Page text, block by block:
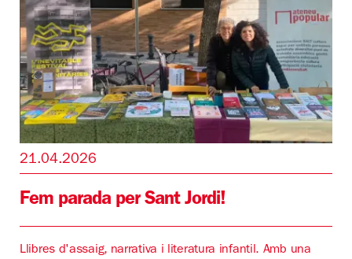
21.04.2026
Fem parada per Sant Jordi!
Llibres d'assaig, narrativa i literatura infantil. Amb una